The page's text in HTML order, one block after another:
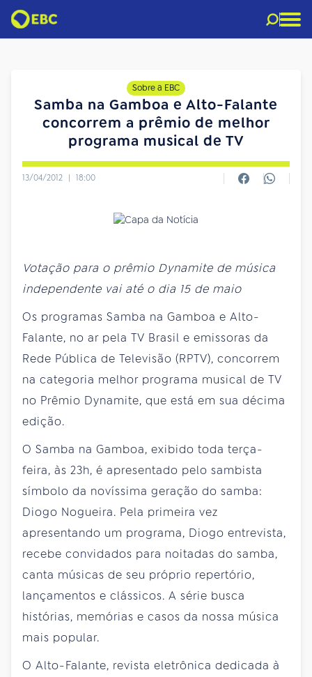
Sobre a EBC
Samba na Gamboa e Alto-Falante
concorrem a prêmio de melhor
programa musical de TV
13/04/2012 | 18:00
Votação para o prêmio Dynamite de música
independente vai até o dia 15 de maio
Os programas Samba na Gamboa e Alto-
Falante, no ar pela TV Brasil e emissoras da
Rede Pública de Televisão (RPTV), concorrem
na categoria melhor programa musical de TV
no Prêmio Dynamite, que está em sua décima
edição.
O Samba na Gamboa, exibido toda terça-
feira, às 23h, é apresentado pelo sambista
símbolo da novíssima geração do samba:
Diogo Nogueira. Pela primeira vez
apresentando um programa, Diogo entrevista,
recebe convidados para noitadas do samba,
canta músicas de seu próprio repertório,
lançamentos e clássicos. A série busca
histórias, memórias e casos da nossa música
mais popular.
O Alto-Falante, revista eletrônica dedicada à